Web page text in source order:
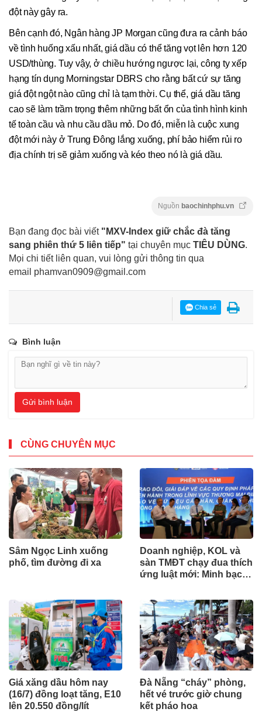
đột này gây ra.
Bên cạnh đó, Ngân hàng JP Morgan cũng đưa ra cảnh báo
về tình huống xấu nhất, giá dầu có thể tăng vọt lên hơn 120
USD/thùng. Tuy vậy, ở chiều hướng ngược lại, công ty xếp
hạng tín dụng Morningstar DBRS cho rằng bất cứ sự tăng
giá đột ngột nào cũng chỉ là tạm thời. Cụ thể, giá dầu tăng
cao sẽ làm trầm trọng thêm những bất ổn của tình hình kinh
tế toàn cầu và nhu cầu dầu mỏ. Do đó, miễn là cuộc xung
đột mới này ở Trung Đông lắng xuống, phí bảo hiểm rủi ro
địa chính trị sẽ giảm xuống và kéo theo nó là giá dầu.
Nguồn baochinhphu.vn
Bạn đang đọc bài viết "MXV-Index giữ chắc đà tăng
sang phiên thứ 5 liên tiếp" tại chuyên mục TIÊU DÙNG.
Mọi chi tiết liên quan, vui lòng gửi thông tin qua
email phamvan0909@gmail.com
Chia sẻ
Bình luận
Gửi bình luận
CÙNG CHUYÊN MỤC
Sâm Ngọc Linh xuống
phố, tìm đường đi xa
Doanh nghiệp, KOL và
sàn TMĐT chạy đua thích
ứng luật mới: Minh bạch
Giá xăng dầu hôm nay
(16/7) đồng loạt tăng, E10
lên 20.550 đồng/lít
Đà Nẵng “cháy” phòng,
hết vé trước giờ chung
kết pháo hoa